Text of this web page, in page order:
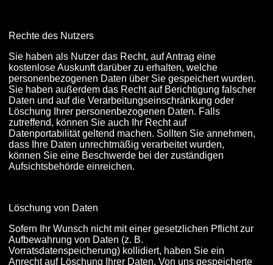
Rechte des Nutzers
Sie haben als Nutzer das Recht, auf Antrag eine
kostenlose Auskunft darüber zu erhalten, welche
personenbezogenen Daten über Sie gespeichert wurden.
Sie haben außerdem das Recht auf Berichtigung falscher
Daten und auf die Verarbeitungseinschränkung oder
Löschung Ihrer personenbezogenen Daten. Falls
zutreffend, können Sie auch Ihr Recht auf
Datenportabilität geltend machen. Sollten Sie annehmen,
dass Ihre Daten unrechtmäßig verarbeitet wurden,
können Sie eine Beschwerde bei der zuständigen
Aufsichtsbehörde einreichen.
Löschung von Daten
Sofern Ihr Wunsch nicht mit einer gesetzlichen Pflicht zur
Aufbewahrung von Daten (z. B.
Vorratsdatenspeicherung) kollidiert, haben Sie ein
Anrecht auf Löschung Ihrer Daten. Von uns gespeicherte